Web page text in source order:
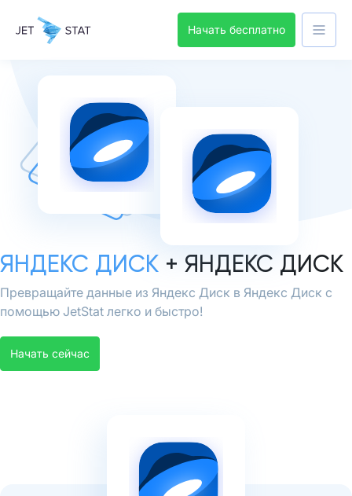
Начать бесплатно
ЯНДЕКС ДИСК + ЯНДЕКС ДИСК
Превращайте данные из Яндекс Диск в Яндекс Диск с
помощью JetStat легко и быстро!
Начать сейчас